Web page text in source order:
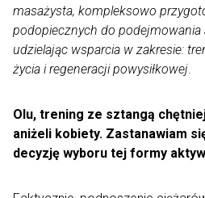
masażysta, kompleksowo
podopiecznych do podejmowania
udzielając wsparcia w zakresie:
życia i regeneracji powysiłkowej
Olu, trening ze sztangą
aniżeli kobiety. Zastanawiam
decyzję wyboru tej formy